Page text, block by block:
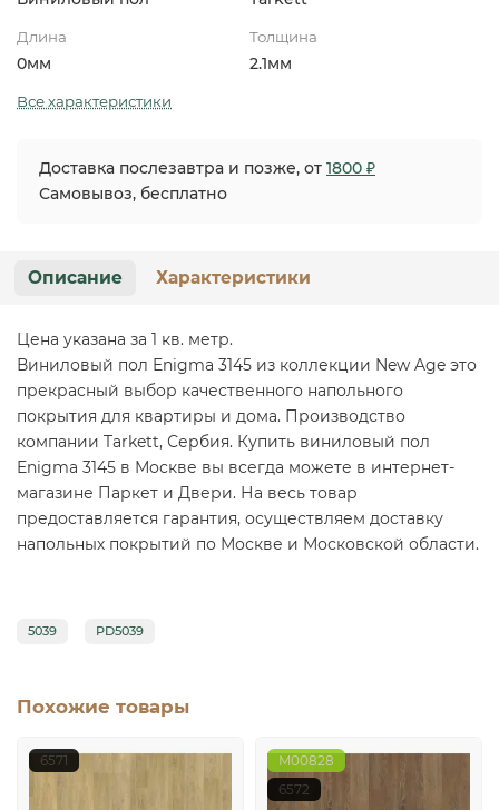
Длина
0мм
Толщина
2.1мм
Все характеристики
Доставка послезавтра и позже, от 1800 ₽
Самовывоз, бесплатно
Описание Характеристики
Цена указана за 1 кв. метр.
Виниловый пол Enigma 3145 из коллекции New Age это
прекрасный выбор качественного напольного
покрытия для квартиры и дома. Производство
компании Tarkett, Сербия. Купить виниловый пол
Enigma 3145 в Москве вы всегда можете в интернет-
магазине Паркет и Двери. На весь товар
предоставляется гарантия, осуществляем доставку
напольных покрытий по Москве и Московской области.
5039 PD5039
Похожие товары
6571
М00828
6572